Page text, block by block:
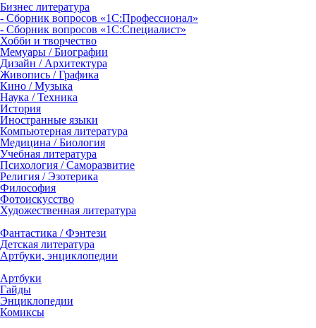
Бизнес литература
- Сборник вопросов «1С:Профессионал»
- Сборник вопросов «1С:Специалист»
Хобби и творчество
Мемуары / Биографии
Дизайн / Архитектура
Живопись / Графика
Кино / Музыка
Наука / Техника
История
Иностранные языки
Компьютерная литература
Медицина / Биология
Учебная литература
Психология / Саморазвитие
Религия / Эзотерика
Философия
Фотоискусство
Художественная литература
Фантастика / Фэнтези
Детская литература
Артбуки, энциклопедии
Артбуки
Гайды
Энциклопедии
Комиксы